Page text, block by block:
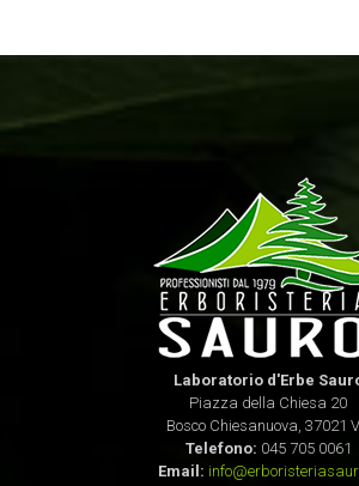
Laboratorio d'Erbe
Piazza della Chiesa 20
Bosco Chiesanuova, 37021
Telefono: 045 705 0061
Email: